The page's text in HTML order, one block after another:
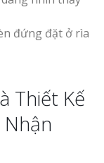
đứng đặt ở rìa
Thiết Kế